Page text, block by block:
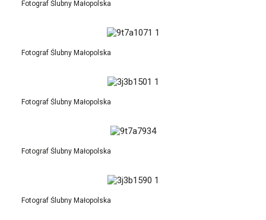
Fotograf Ślubny Małopolska
Fotograf Ślubny Małopolska
Fotograf Ślubny Małopolska
Fotograf Ślubny Małopolska
Fotograf Ślubny Małopolska